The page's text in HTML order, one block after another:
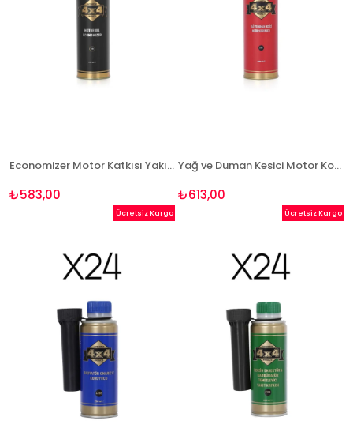
Economizer Motor Katkısı Yakıt Tasarruflu 600 ml
₺583,00
Yağ ve Duman Kesici Motor Koruyucu 600 ml
₺613,00
Ücretsiz Kargo Ücretsiz Kargo